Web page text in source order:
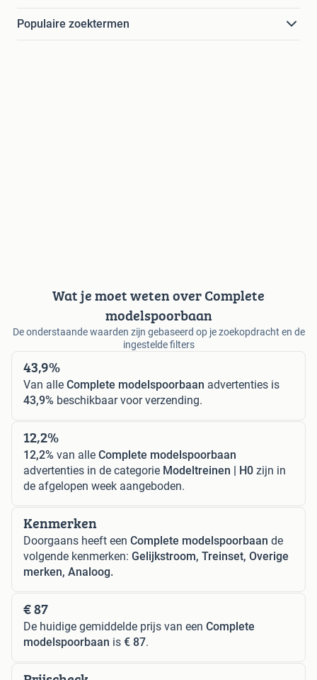
Populaire zoektermen
Wat je moet weten over Complete
modelspoorbaan
De onderstaande waarden zijn gebaseerd op je zoekopdracht en de
ingestelde filters
43,9%
Van alle Complete modelspoorbaan advertenties is
43,9% beschikbaar voor verzending.
12,2%
12,2% van alle Complete modelspoorbaan
advertenties in de categorie Modeltreinen | H0 zijn in
de afgelopen week aangeboden.
Kenmerken
Doorgaans heeft een Complete modelspoorbaan de
volgende kenmerken: Gelijkstroom, Treinset, Overige
merken, Analoog.
€ 87
De huidige gemiddelde prijs van een Complete
modelspoorbaan is € 87.